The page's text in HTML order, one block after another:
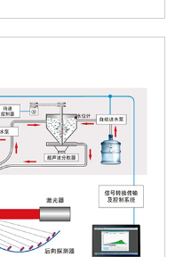
量粒度和粒形的。它具有